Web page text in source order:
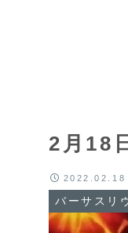
2月18
バーサスリ
2022.02.18